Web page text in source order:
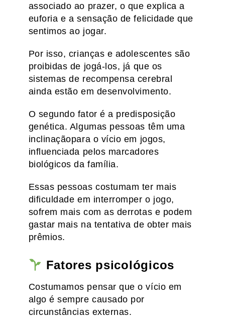
associado ao prazer, o que explica a
euforia e a sensação de felicidade que
sentimos ao jogar.
Por isso, crianças e adolescentes são
proibidas de jogá-los, já que os
sistemas de recompensa cerebral
ainda estão em desenvolvimento.
O segundo fator é a predisposição
genética. Algumas pessoas têm uma
inclinaçãopara o vício em jogos,
influenciada pelos marcadores
biológicos da família.
Essas pessoas costumam ter mais
dificuldade em interromper o jogo,
sofrem mais com as derrotas e podem
gastar mais na tentativa de obter mais
prêmios.
Fatores psicológicos
Costumamos pensar que o vício em
algo é sempre causado por
circunstâncias externas.